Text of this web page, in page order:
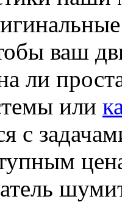
ваш
ли
или
с